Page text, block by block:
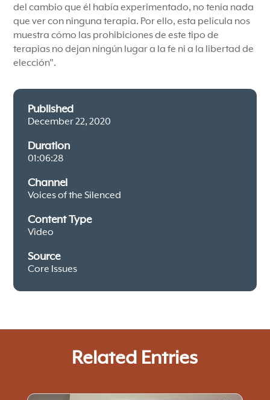
del cambio que él había experimentado, no tenía nada
que ver con ninguna terapia. Por ello, esta película nos
muestra cómo las prohibiciones de este tipo de
terapias no dejan ningún lugar a la fe ni a la libertad de
elección”.
Published
December 22, 2020
Duration
01:06:28
Channel
Voices of the Silenced
Content Type
Video
Source
Core Issues
Related Entries